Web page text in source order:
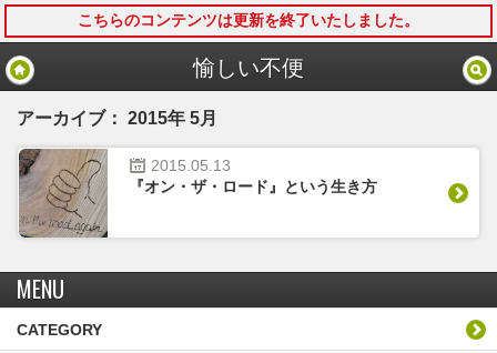
こちらのコンテンツは更新を終了いたしました。
愉しい不便
アーカイブ： 2015年 5月
2015. 05. 13
『オン・ザ・ロード』という生き方
MENU
CATEGORY
モバイル PC